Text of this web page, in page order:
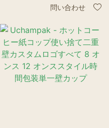
問い合わせ